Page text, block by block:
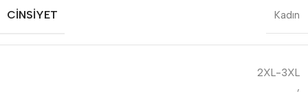
CINSIYET Kadın
2XL-3XL
,